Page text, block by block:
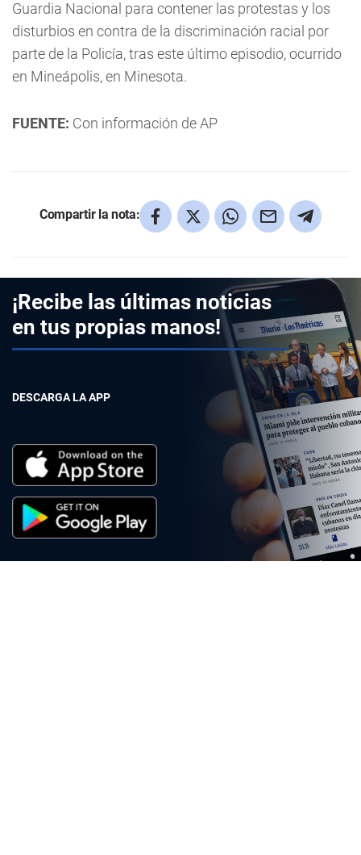
Guardia Nacional para contener las protestas y los
disturbios en contra de la discriminación racial por
parte de la Policía, tras este último episodio, ocurrido
en Mineápolis, en Minesota.
FUENTE: Con información de AP
Compartir la nota:
¡Recibe las últimas noticias
en tus propias manos!
DESCARGA LA APP